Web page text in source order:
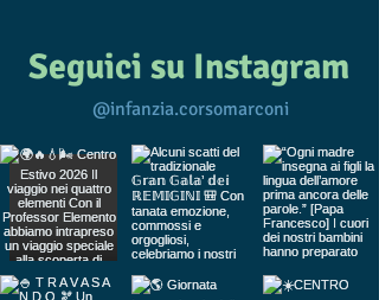
Seguici su Instagram
@infanzia.corsomarconi